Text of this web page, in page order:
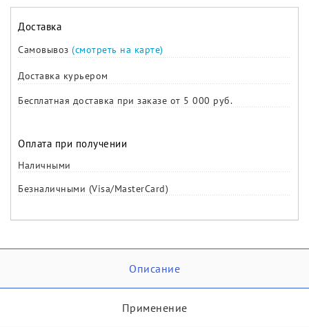
Доставка
Самовывоз (смотреть на карте)
Доставка курьером
Бесплатная доставка при заказе от 5 000 руб.
Оплата при получении
Наличными
Безналичными (Visa/MasterCard)
Описание
Применение